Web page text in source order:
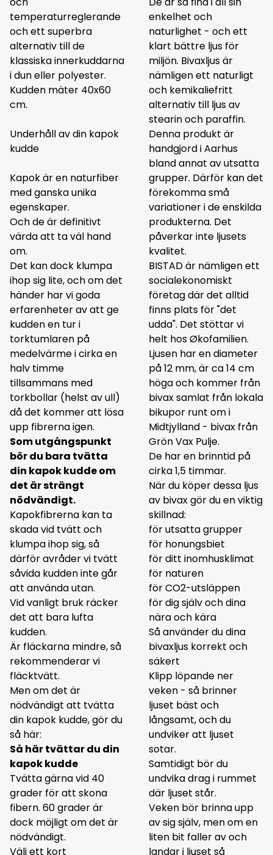
temperaturreglerande
och ett superbra
alternativ till de
klassiska innerkuddarna
i dun eller polyester.
Kudden mäter 40x60
cm.
Underhåll av din kapok
kudde
Kapok är en naturfiber
med ganska unika
egenskaper.
Och de är definitivt
värda att ta väl hand
om.
Det kan dock klumpa
ihop sig lite, och om det
händer har vi goda
erfarenheter av att ge
kudden en tur i
torktumlaren på
medelvärme i cirka en
halv timme
tillsammans med
torkbollar (helst av ull)
då det kommer att lösa
upp fibrerna igen.
Som utgångspunkt
bör du bara tvätta
din kapok kudde om
det är strängt
nödvändigt.
Kapokfibrerna kan ta
skada vid tvätt och
klumpa ihop sig, så
därför avråder vi tvätt
såvida kudden inte går
att använda utan.
Vid vanligt bruk räcker
det att bara lufta
kudden.
Är fläckarna mindre, så
rekommenderar vi
fläcktvätt.
Men om det är
nödvändigt att tvätta
din kapok kudde, gör du
så här:
Så här tvättar du din
kapok kudde
Tvätta gärna vid 40
grader för att skona
fibern. 60 grader är
dock möjligt om det är
nödvändigt.
Välj ett kort
enkelhet och
naturlighet - och ett
klart bättre ljus för
miljön. Bivaxljus är
nämligen ett naturligt
och kemikaliefritt
alternativ till ljus av
stearin och paraffin.
Denna produkt är
handgjord i Aarhus
bland annat av utsatta
grupper. Därför kan det
förekomma små
variationer i de enskilda
produkterna. Det
påverkar inte ljusets
kvalitet.
BISTAD är nämligen ett
socialekonomiskt
företag där det alltid
finns plats för "det
udda". Det stöttar vi
helt hos Økofamilien.
Ljusen har en diameter
på 12 mm, är ca 14 cm
höga och kommer från
bivax samlat från lokala
bikupor runt om i
Midtjylland - bivax från
Grön Vax Pulje.
De har en brinntid på
cirka 1,5 timmar.
När du köper dessa ljus
av bivax gör du en viktig
skillnad:
för utsatta grupper
för honungsbiet
för ditt inomhusklimat
för naturen
för CO2-utsläppen
för dig själv och dina
nära och kära
Så använder du dina
bivaxljus korrekt och
säkert
Klipp löpande ner
veken - så brinner
ljuset bäst och
långsamt, och du
undviker att ljuset
sotar.
Samtidigt bör du
undvika drag i rummet
där ljuset står.
Veken bör brinna upp
av sig själv, men om en
liten bit faller av och
landar i ljuset så